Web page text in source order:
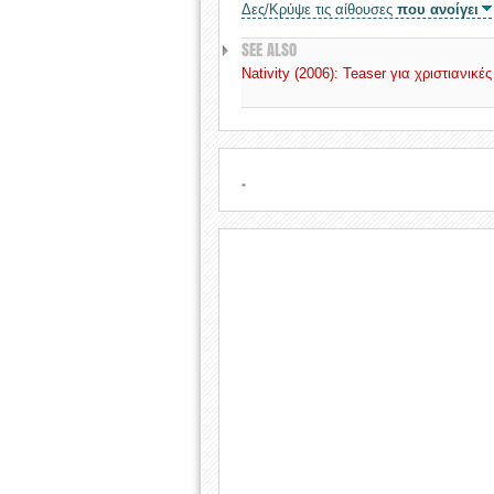
Δες/Κρύψε τις αίθουσες που ανοίγει
SEE ALSO
Nativity (2006): Teaser για χριστιανικές
.